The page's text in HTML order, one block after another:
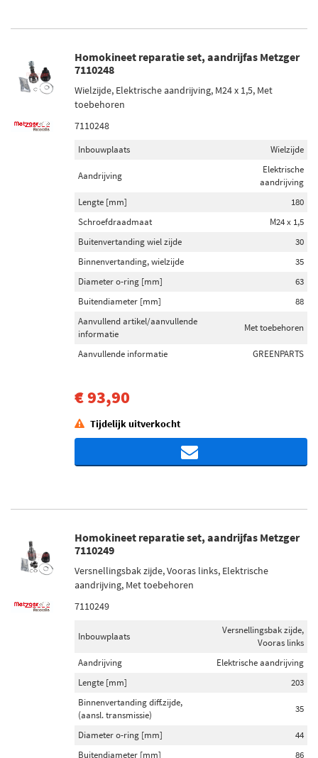
Homokineet reparatie set, aandrijfas Metzger
7110248
Wielzijde, Elektrische aandrijving, M24 x 1,5, Met
toebehoren
7110248
Inbouwplaats Wielzijde
Aandrijving
Elektrische
aandrijving
Lengte [mm]
180
Schroefdraadmaat
M24 x 1,5
Buitenvertanding wiel zijde
30
Binnenvertanding, wielzijde
35
Diameter o-ring [mm]
63
Buitendiameter [mm]
88
Aanvullend artikel/aanvullende
informatie
Met toebehoren
Aanvullende informatie GREENPARTS
€ 93,90
Tijdelijk uitverkocht
Homokineet reparatie set, aandrijfas Metzger
7110249
Versnellingsbak zijde, Vooras links, Elektrische
aandrijving, Met toebehoren
7110249
Inbouwplaats
Versnellingsbak zijde,
Vooras links
Aandrijving
Elektrische aandrijving
Lengte [mm]
203
Binnenvertanding diff.zijde,
(aansl. transmissie)
35
Diameter o-ring [mm]
44
Buitendiameter [mm]
86